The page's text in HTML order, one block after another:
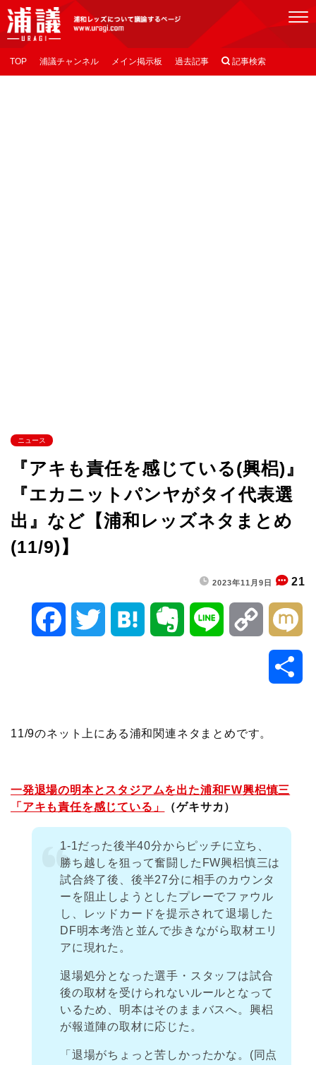
[浦議]浦和レッズについて議論するページ
TOP 浦議チャンネル メイン掲示板 過去記事  記事検索
ニュース
『アキも責任を感じている(興梠)』
『エカニットパンヤがタイ代表選
出』など【浦和レッズネタまとめ
(11/9)】
2023年11月9日 21
o
k
e a o
o
i
k
11/9のネット上にある浦和関連ネタまとめです。
一発退場の明本とスタジアムを出た浦和FW興梠慎三
「アキも責任を感じている」
（ゲキサカ）
1-1だった後半40分からピッチに立ち、
勝ち越しを狙って奮闘したFW興梠慎三は
試合終了後、後半27分に相手のカウンタ
ーを阻止しようとしたプレーでファウル
し、レッドカードを提示されて退場した
DF明本考浩と並んで歩きながら取材エリ
アに現れた。
退場処分となった選手・スタッフは試合
後の取材を受けられないルールとなって
いるため、明本はそのままバスへ。興梠
が報道陣の取材に応じた。
「退場がちょっと苦しかったかな。(同点